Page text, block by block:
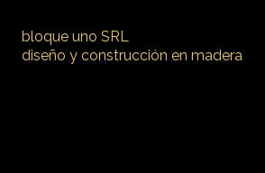
bloque uno SRL
diseño y construcción en madera